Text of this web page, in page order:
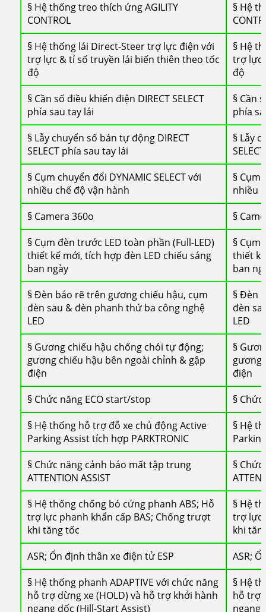
§ Hệ thống treo thích ứng AGILITY
CONTROL
§ Hệ
§ Hệ thống lái Direct-Steer trợ lực điện với
trợ lực & tỉ số truyền lái biến thiên theo tốc
độ
§ Hệ
trợ lực
độ
§ Cần số điều khiển điện DIRECT SELECT
phía sau tay lái
§ Cần
phía
§ Lẫy chuyển số bán tự động DIRECT
SELECT phía sau tay lái
§ Lẫy
§ Cụm chuyển đổi DYNAMIC SELECT với
nhiều chế độ vận hành
§ Cụm
nhiều
§ Camera 360o
§
§ Cụm đèn trước LED toàn phần (Full-LED)
thiết kế mới, tích hợp đèn LED chiếu sáng
ban ngày
§ Cụm
thiết
ban
§ Đèn báo rẽ trên gương chiếu hậu, cụm
đèn sau & đèn phanh thứ ba công nghệ
LED
§ Đèn
đèn
LED
§ Gương chiếu hậu chống chói tự động;
gương chiếu hậu bên ngoài chỉnh & gập
điện
§
gương
điện
§ Chức năng ECO start/stop
§
§ Hệ thống hỗ trợ đỗ xe chủ động Active
Parking Assist tích hợp PARKTRONIC
§ Hệ
§ Chức năng cảnh báo mất tập trung
ATTENTION ASSIST
§
§ Hệ thống chống bó cứng phanh ABS; Hỗ
trợ lực phanh khẩn cấp BAS; Chống trượt
khi tăng tốc
§ Hệ
trợ lực
khi
ASR; Ổn định thân xe điện tử ESP
ASR;
§ Hệ thống phanh ADAPTIVE với chức năng
hỗ trợ dừng xe (HOLD) và hỗ trợ khởi hành
ngang dốc (Hill-Start Assist)
§ Hệ
hỗ trợ
ngang